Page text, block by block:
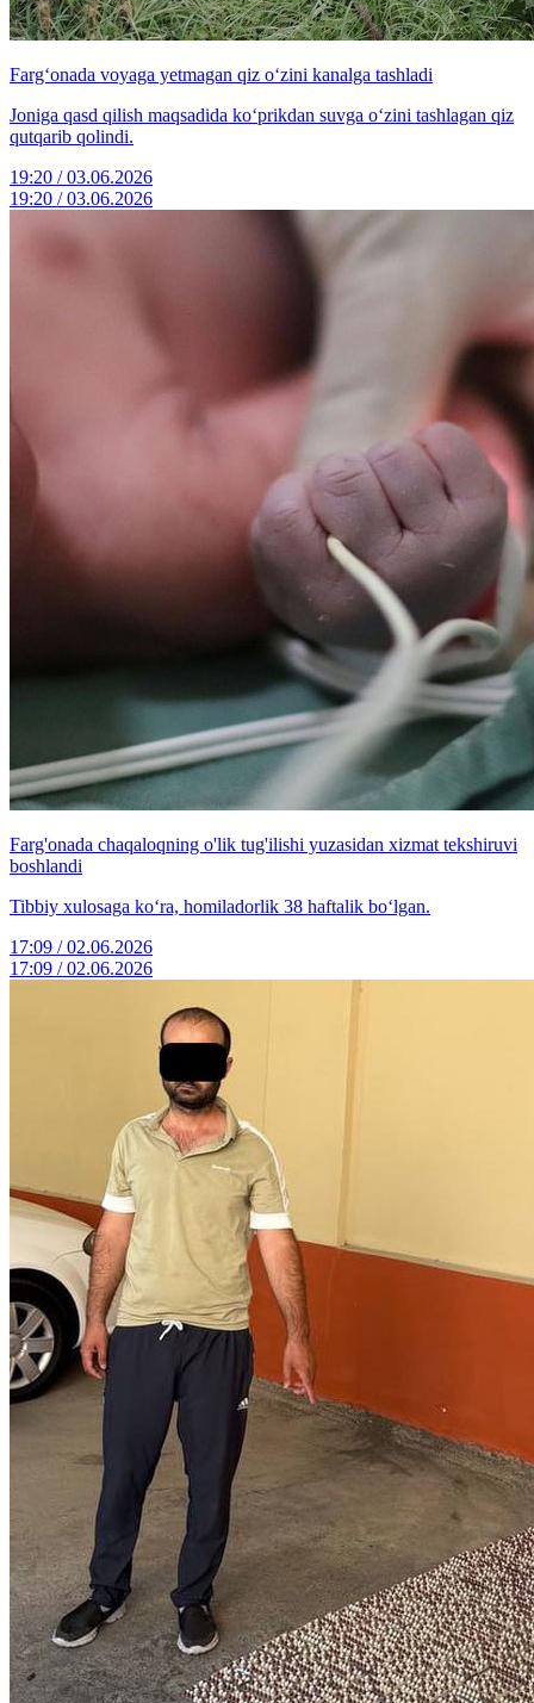
Farg‘onada voyaga yetmagan qiz o‘zini kanalga tashladi
Joniga qasd qilish maqsadida ko‘prikdan suvga o‘zini tashlagan qiz
qutqarib qolindi.
19:20 / 03.06.2026
19:20 / 03.06.2026
Farg'onada chaqaloqning o'lik tug'ilishi yuzasidan xizmat tekshiruvi
boshlandi
Tibbiy xulosaga ko‘ra, homiladorlik 38 haftalik bo‘lgan.
17:09 / 02.06.2026
17:09 / 02.06.2026